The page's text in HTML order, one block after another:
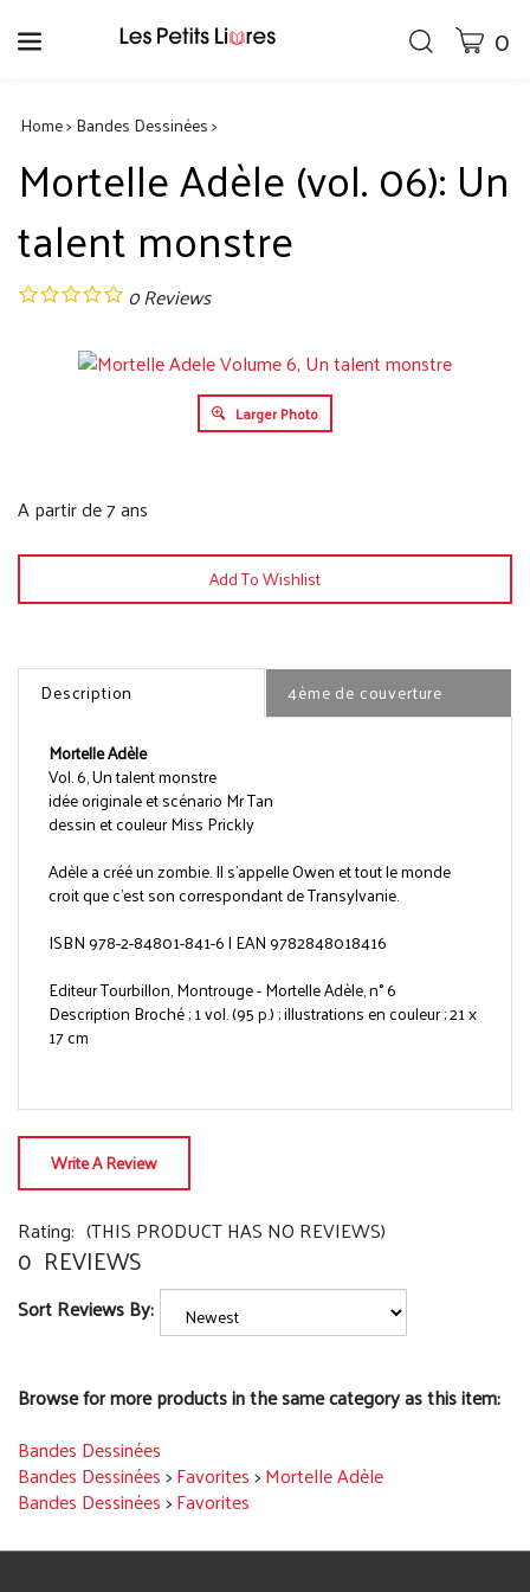
Toggle
search
CART0
Home> Bandes Dessinées>
Mortelle Adèle (vol. 06): Un
talent monstre
0Reviews
Larger Photo
A partir de 7 ans
Description 4ème de couverture
Mortelle Adèle
Vol. 6, Un talent monstre
idée originale et scénario Mr Tan
dessin et couleur Miss Prickly
Adèle a créé un zombie. Il s'appelle Owen et tout le monde
croit que c'est son correspondant de Transylvanie.
ISBN 978-2-84801-841-6 | EAN 9782848018416
Editeur Tourbillon, Montrouge - Mortelle Adèle, n° 6
Description Broché ; 1 vol. (95 p.) ; illustrations en couleur ; 21 x
17 cm
Write A Review
Rating: (THIS PRODUCT HAS NO REVIEWS)
0 REVIEWS
Sort Reviews By:
Browse for more products in the same category as this item:
Bandes Dessinées
Bandes Dessinées>Favorites>Mortelle Adèle
Bandes Dessinées>Favorites